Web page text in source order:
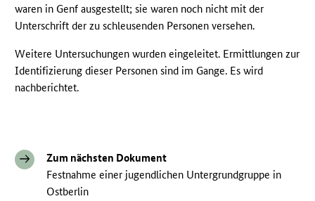
waren in Genf ausgestellt; sie waren noch nicht mit der
Unterschrift der zu schleusenden Personen versehen.
Weitere Untersuchungen wurden eingeleitet. Ermittlungen zur
Identifizierung dieser Personen sind im Gange. Es wird
nachberichtet.
Zum nächsten Dokument
Festnahme einer jugendlichen Untergrundgruppe in
Ostberlin